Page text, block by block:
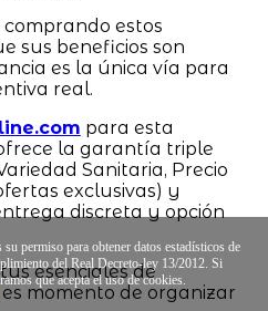
comprando estos
sus beneficios son
es la única vía para
real.
para esta
la garantía triple
Sanitaria, Precio
exclusivas) y
discreta y opción
esenciales de
es momento de organizar
permiso para obtener datos estadísticos de
del Real Decreto-ley 13/2012. Si
que acepta el uso de cookies.